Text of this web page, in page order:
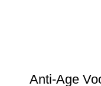
Anti-Age